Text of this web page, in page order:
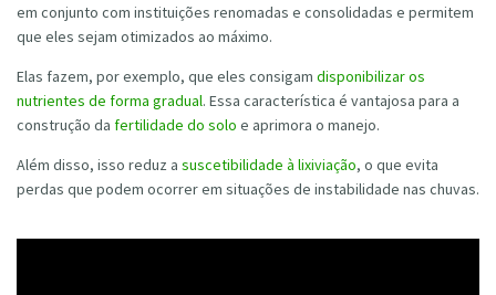
em conjunto com instituições renomadas e consolidadas e permitem
que eles sejam otimizados ao máximo.
Elas fazem, por exemplo, que eles consigam disponibilizar os
nutrientes de forma gradual. Essa característica é vantajosa para a
construção da fertilidade do solo e aprimora o manejo.
Além disso, isso reduz a suscetibilidade à lixiviação, o que evita
perdas que podem ocorrer em situações de instabilidade nas chuvas.